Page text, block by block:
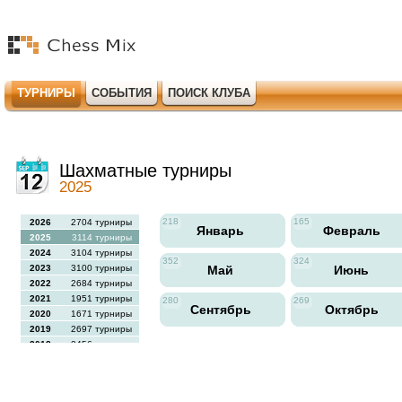
ТУРНИРЫ СОБЫТИЯ ПОИСК КЛУБА
Шахматные турниры
2025
2026
2704 турниры
2025
3114 турниры
2024
3104 турниры
2023
3100 турниры
2022
2684 турниры
2021
1951 турниры
2020
1671 турниры
2019
2697 турниры
2018
2456 турниры
218
Январь
165
Февраль
352
Май
324
Июнь
280
Сентябрь
269
Октябрь